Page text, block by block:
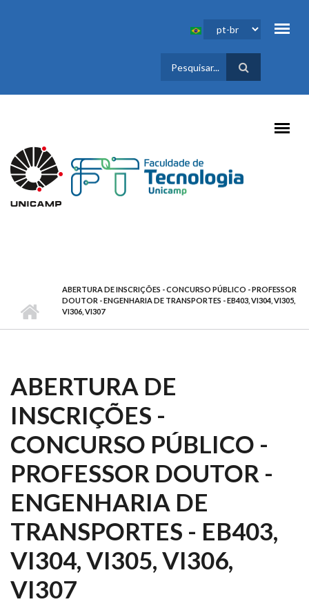
FORMULÁRIO
DE BUSCA
ABERTURA DE INSCRIÇÕES - CONCURSO PÚBLICO - PROFESSOR
DOUTOR - ENGENHARIA DE TRANSPORTES - EB403, VI304, VI305,
VI306, VI307
ABERTURA DE
INSCRIÇÕES -
CONCURSO PÚBLICO -
PROFESSOR DOUTOR -
ENGENHARIA DE
TRANSPORTES - EB403,
VI304, VI305, VI306,
VI307